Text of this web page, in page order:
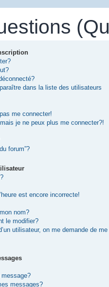
dans la liste des utilisateurs
me connecter!
je ne peux plus me connecter?!
forum”?
est encore incorrecte!
nom?
le modifier?
utilisateur, on me demande de me
messages?